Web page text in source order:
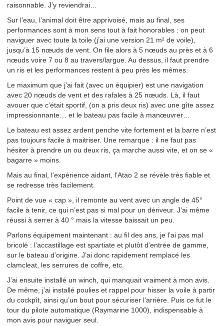
raisonnable. J’y reviendrai…
Sur l’eau, l’animal doit être apprivoisé, mais au final, ses
performances sont à mon sens tout à fait honorables : on peut
naviguer avec toute la toile (j’ai une version 21 m² de voile),
jusqu’à 15 nœuds de vent. On file alors à 5 nœuds au près et à 6
nœuds voire 7 ou 8 au travers/largue. Au dessus, il faut prendre
un ris et les performances restent à peu près les mêmes.
Le maximum que j’ai fait (avec un équipier) est une navigation
avec 20 nœuds de vent et des rafales à 25 nœuds. Là, il faut
avouer que c’était sportif, (on a pris deux ris) avec une gîte assez
impressionnante… et le bateau pas facile à manœuvrer…
Le bateau est assez ardent penche vite fortement et la barre n’est
pas toujours facile à maitriser. Une remarque : il ne faut pas
hésiter à prendre un ou deux ris, ça marche aussi vite, et on se «
bagarre » moins.
Mais au final, l’expérience aidant, l’Atao 2 se révèle très fiable et
se redresse très facilement.
Point de vue « cap », il remonte au vent avec un angle de 45°
facile à tenir, ce qui n’est pas si mal pour un dériveur. J’ai même
réussi à serrer à 40 ° mais la vitesse baissait un peu.
Parlons équipement maintenant : au fil des ans, je l’ai pas mal
bricolé : l’accastillage est spartiate et plutôt d’entrée de gamme,
sur le bateau d’origine. J’ai donc rapidement remplacé les
clamcleat, les serrures de coffre, etc.
J’ai ensuite installé un winch, qui manquait vraiment à mon avis.
De même, j’ai installé poulies et rappel pour hisser la voile à partir
du cockpît, ainsi qu’un bout pour sécuriser l’arrière. Puis ce fut le
tour du pilote automatique (Raymarine 1000), indispensable à
mon avis pour naviguer seul.